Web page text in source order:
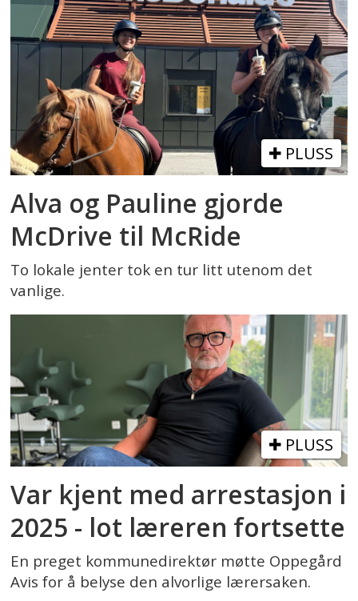
PLUSS
Alva og Pauline gjorde
McDrive til McRide
To lokale jenter tok en tur litt utenom det
vanlige.
PLUSS
Var kjent med arrestasjon i
2025 - lot læreren fortsette
En preget kommunedirektør møtte Oppegård
Avis for å belyse den alvorlige lærersaken.